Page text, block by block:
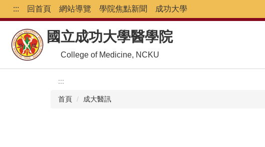
到
內
區
::: 回首頁 網站導覽 學院焦點新聞 成功大學
國立成功大學醫學院
College of Medicine, NCKU
:::
首頁 成大醫訊